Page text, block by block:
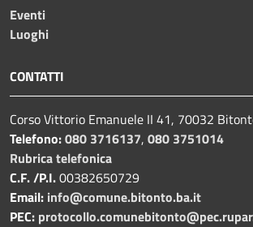
Eventi
Luoghi
CONTATTI
Corso Vittorio Emanuele II 41, 70032
Telefono:080 3716137, 080 3751014
Rubrica telefonica
C.F. /P.I.00382650729
Email: info@comune.bitonto.ba.it
PEC: